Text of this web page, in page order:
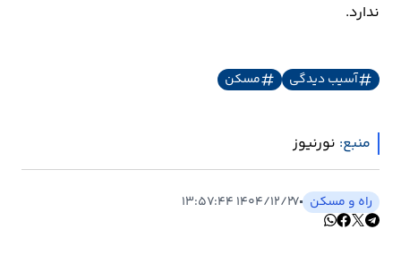
ندارد.
آسیب دیدگی مسکن
منبع: نورنیوز
راه و مسکن ۱۴۰۴/۱۲/۲۷ ۱۳:۵۷:۴۴